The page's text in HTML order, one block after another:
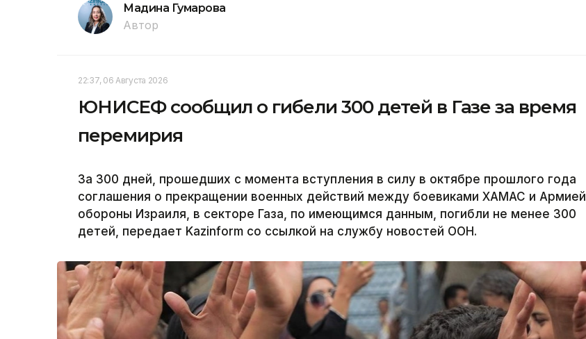
Мадина Гумарова
Автор
22:37, 06 Августа 2026
ЮНИСЕФ сообщил о гибели 300 детей в Газе за время
перемирия
За 300 дней, прошедших с момента вступления в силу в октябре прошлого года
соглашения о прекращении военных действий между боевиками ХАМАС и Армией
обороны Израиля, в секторе Газа, по имеющимся данным, погибли не менее 300
детей, передает Kazinform со ссылкой на службу новостей ООН.